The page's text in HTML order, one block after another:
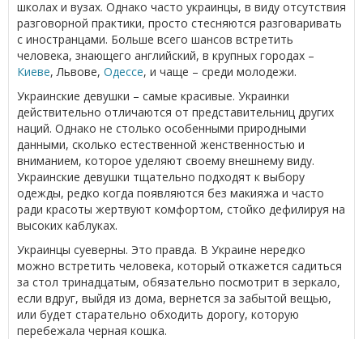
школах и вузах. Однако часто украинцы, в виду отсутствия
разговорной практики, просто стесняются разговаривать
с иностранцами. Больше всего шансов встретить
человека, знающего английский, в крупных городах –
Киеве, Львове, Одессе, и чаще – среди молодежи.
Украинские девушки – самые красивые. Украинки
действительно отличаются от представительниц других
наций. Однако не столько особенными природными
данными, сколько естественной женственностью и
вниманием, которое уделяют своему внешнему виду.
Украинские девушки тщательно подходят к выбору
одежды, редко когда появляются без макияжа и часто
ради красоты жертвуют комфортом, стойко дефилируя на
высоких каблуках.
Украинцы суеверны. Это правда. В Украине нередко
можно встретить человека, который откажется садиться
за стол тринадцатым, обязательно посмотрит в зеркало,
если вдруг, выйдя из дома, вернется за забытой вещью,
или будет старательно обходить дорогу, которую
перебежала черная кошка.